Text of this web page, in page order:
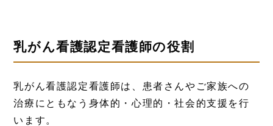
乳がん看護認定看護師の役割
乳がん看護認定看護師は、患者さんやご家族への
治療にともなう身体的・心理的・社会的支援を行
います。